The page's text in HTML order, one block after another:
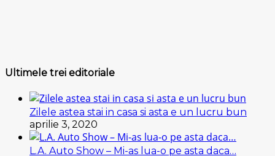
Ultimele trei editoriale
Zilele astea stai in casa si asta e un lucru bun
aprilie 3, 2020
L.A. Auto Show – Mi-as lua-o pe asta daca…